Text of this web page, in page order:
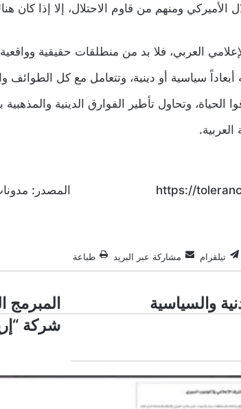
ومنهم من قاوم الاحتلال، إلا إذا كان
العربي، فلا بد من منطلقات حقيقية
سياسية أو دينية، وتتعامل مع كل الطوائف
وتحاول تأطير الفوارق الدينية
المصدر:
تيلقرام مشاركة عبر البريد طباعة
والسياسية
المبرمج
السوري
“أسامة
المبرمج
شركة